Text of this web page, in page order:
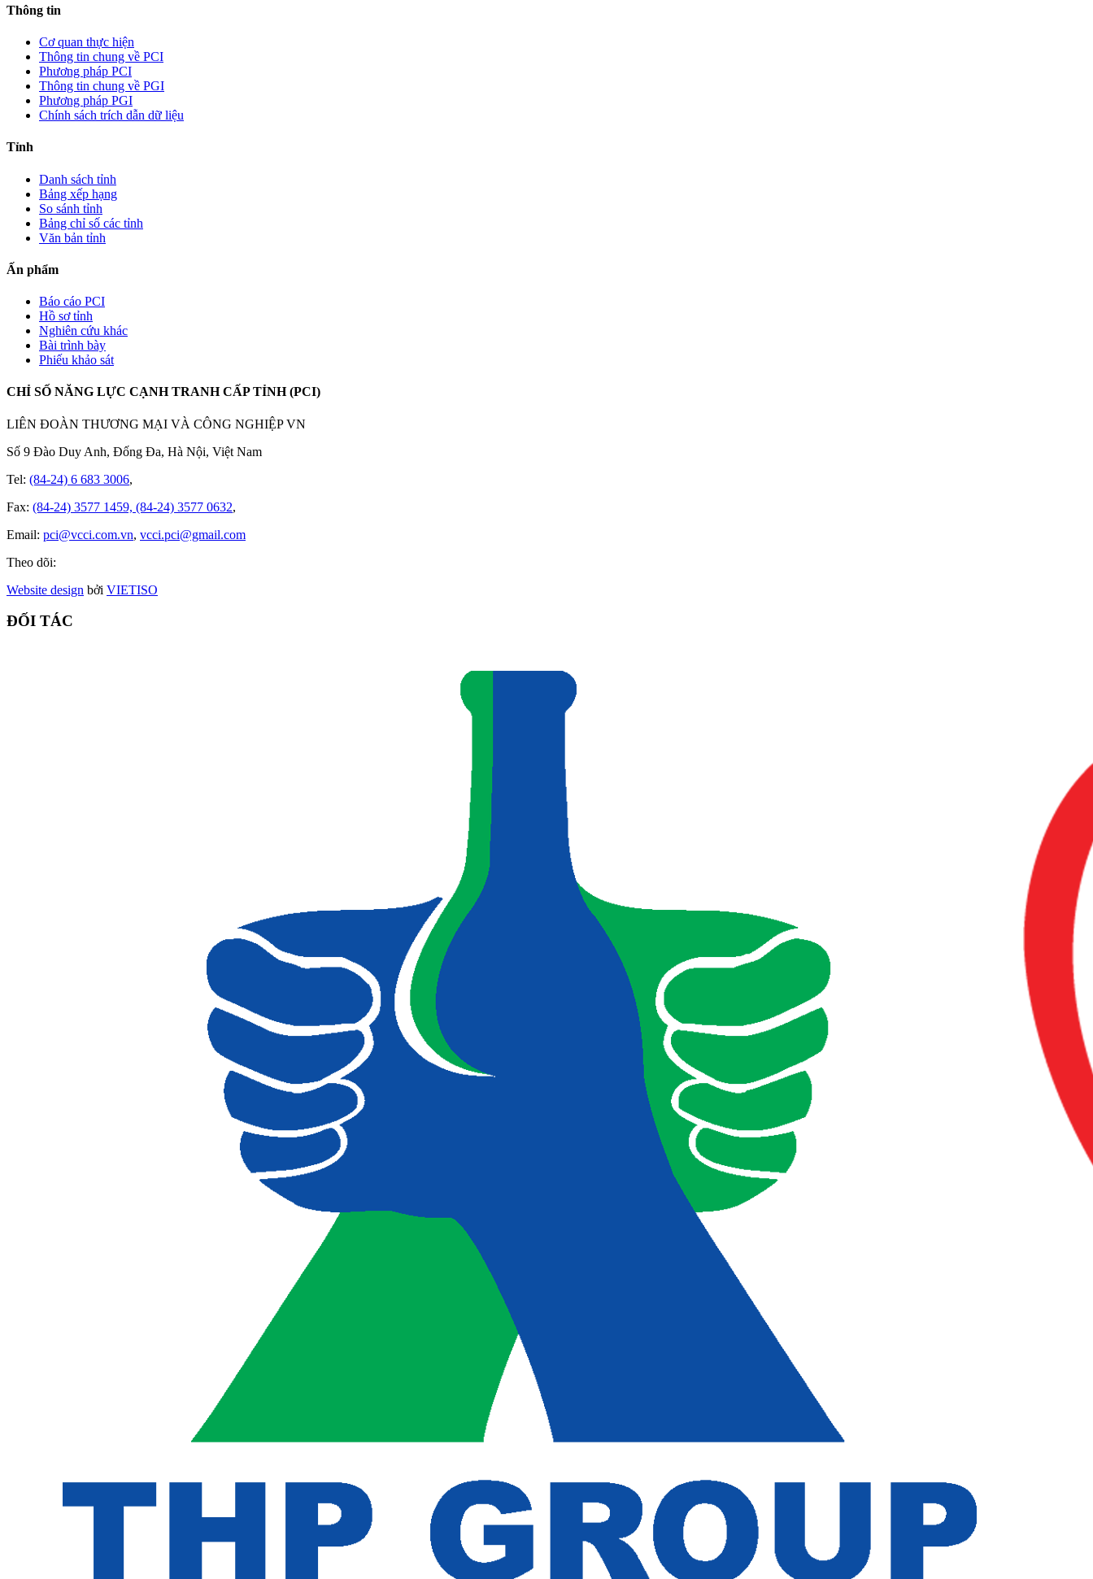
Thông tin
Cơ quan thực hiện
Thông tin chung về PCI
Phương pháp PCI
Thông tin chung về PGI
Phương pháp PGI
Chính sách trích dẫn dữ liệu
Tỉnh
Danh sách tỉnh
Bảng xếp hạng
So sánh tỉnh
Bảng chỉ số các tỉnh
Văn bản tỉnh
Ấn phẩm
Báo cáo PCI
Hồ sơ tỉnh
Nghiên cứu khác
Bài trình bày
Phiếu khảo sát
CHỈ SỐ NĂNG LỰC CẠNH TRANH CẤP TỈNH (PCI)
LIÊN ĐOÀN THƯƠNG MẠI VÀ CÔNG NGHIỆP VN
Số 9 Đào Duy Anh, Đống Đa, Hà Nội, Việt Nam
Tel: (84-24) 6 683 3006,
Fax: (84-24) 3577 1459, (84-24) 3577 0632,
Email: pci@vcci.com.vn, vcci.pci@gmail.com
Theo dõi:
Website design bởi VIETISO
ĐỐI TÁC